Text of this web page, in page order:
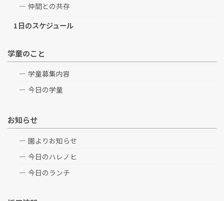
仲間との共存
1日のスケジュール
学童のこと
学童募集内容
今日の学童
お知らせ
園よりお知らせ
今日のハレノヒ
今日のランチ